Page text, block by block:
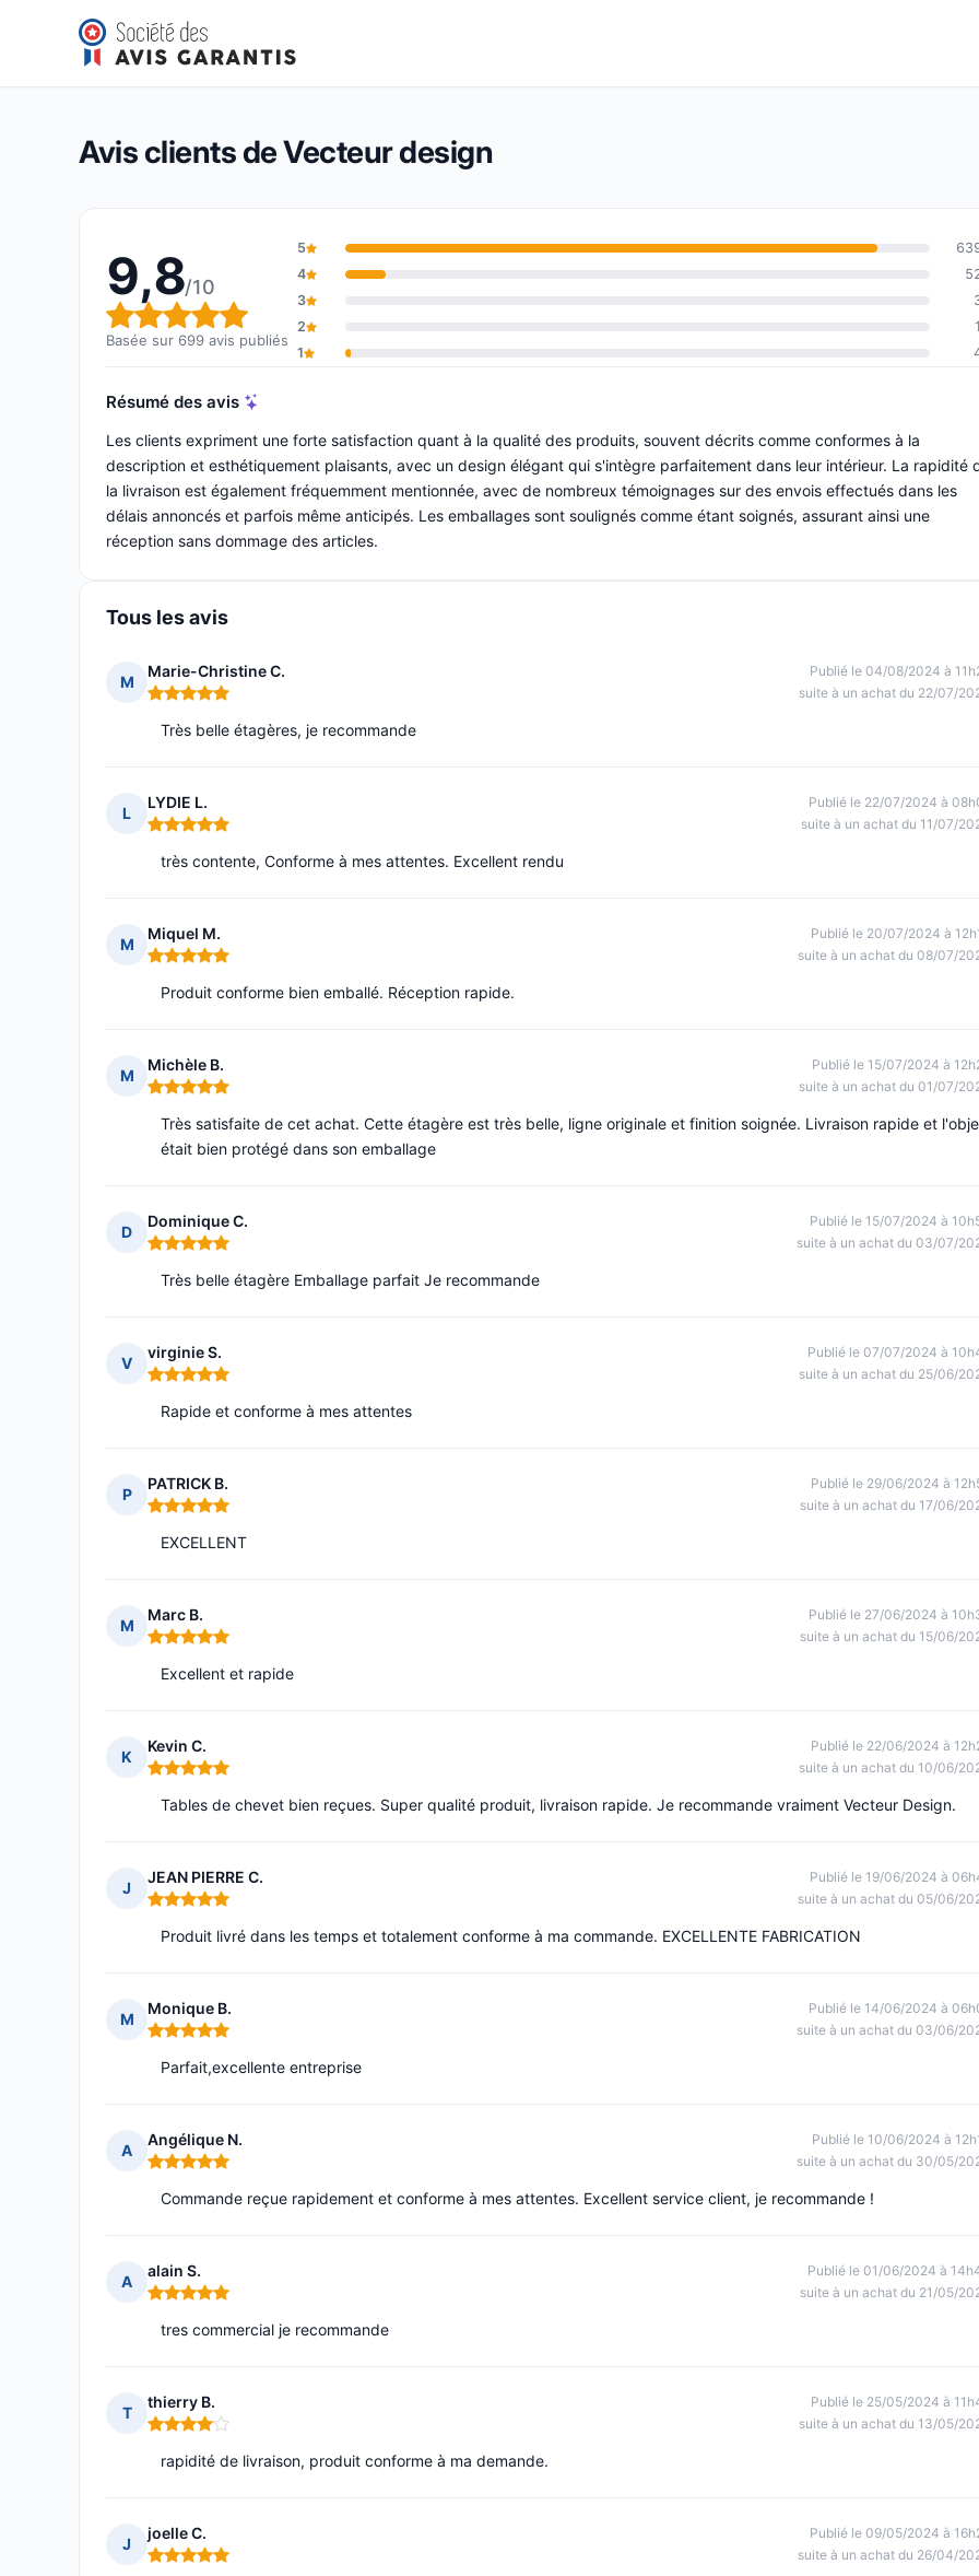
Vecteur design
Note globale : 9,8 sur 10
9,8/10(699 avis)
Avis clients de Vecteur design
9,8/10
Note globale : 9,8 sur 10
Basée sur 699 avis publiés
5
4
3
2
1
1
Résumé des avis
Les clients expriment une forte satisfaction quant à la qualité des produits, souvent décrits comme conformes à la
description et esthétiquement plaisants, avec un design élégant qui s'intègre parfaitement dans leur intérieur. La rapidité
la livraison est également fréquemment mentionnée, avec de nombreux témoignages sur des envois effectués dans les
délais annoncés et parfois même anticipés. Les emballages sont soulignés comme étant soignés, assurant ainsi une
réception sans dommage des articles.
Tous les avis
M
Marie-Christine C.
Note : 5 sur 5
Publié le 04/08/2024 à
suite à un achat du 22/07/
Très belle étagères, je recommande
L
LYDIE L.
Note : 5 sur 5
Publié le 22/07/2024 à
suite à un achat du 11/07/
très contente, Conforme à mes attentes. Excellent rendu
M
Miquel M.
Note : 5 sur 5
Publié le 20/07/2024 à
suite à un achat du 08/07/
Produit conforme bien emballé. Réception rapide.
M
Michèle B.
Note : 5 sur 5
Publié le 15/07/2024 à
suite à un achat du 01/07/
Très satisfaite de cet achat. Cette étagère est très belle, ligne originale et finition soignée. Livraison rapide et
était bien protégé dans son emballage
D
Dominique C.
Note : 5 sur 5
Publié le 15/07/2024 à
suite à un achat du 03/07/
Très belle étagère Emballage parfait Je recommande
V
virginie S.
Note : 5 sur 5
Publié le 07/07/2024 à
suite à un achat du 25/06/
Rapide et conforme à mes attentes
P
PATRICK B.
Note : 5 sur 5
Publié le 29/06/2024 à
suite à un achat du 17/06/
EXCELLENT
M
Marc B.
Note : 5 sur 5
Publié le 27/06/2024 à
suite à un achat du 15/06/
Excellent et rapide
K
Kevin C.
Note : 5 sur 5
Publié le 22/06/2024 à
suite à un achat du 10/06/
Tables de chevet bien reçues. Super qualité produit, livraison rapide. Je recommande vraiment Vecteur Design.
J
JEAN PIERRE C.
Note : 5 sur 5
Publié le 19/06/2024 à
suite à un achat du 05/06/
Produit livré dans les temps et totalement conforme à ma commande. EXCELLENTE FABRICATION
M
Monique B.
Note : 5 sur 5
Publié le 14/06/2024 à
suite à un achat du 03/06/
Parfait,excellente entreprise
A
Angélique N.
Note : 5 sur 5
Publié le 10/06/2024 à
suite à un achat du 30/05/
Commande reçue rapidement et conforme à mes attentes. Excellent service client, je recommande !
A
alain S.
Note : 5 sur 5
Publié le 01/06/2024 à
suite à un achat du 21/05/
tres commercial je recommande
T
thierry B.
Note : 4 sur 5
Publié le 25/05/2024 à
suite à un achat du 13/05/
rapidité de livraison, produit conforme à ma demande.
J
joelle C.
Note : 5 sur 5
Publié le 09/05/2024 à
suite à un achat du 26/04/